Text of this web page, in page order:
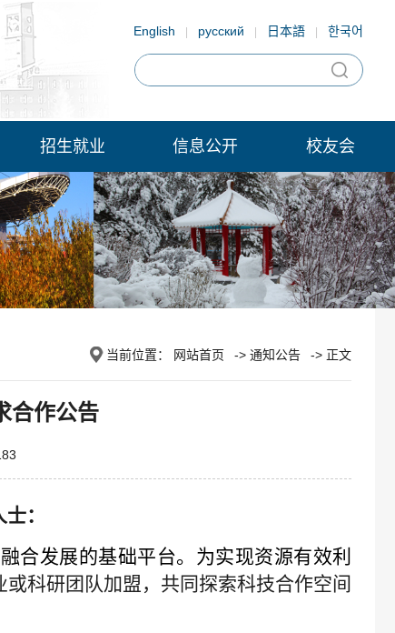
English | русский | 日本語 | 한국어
招生就业 信息公开 校友会
当前位置： 网站首页 -> 通知公告 -> 正文
合作公告
士：
合发展的基础平台。 为实现资源有效利
或科研团队加盟 ，共同探索科技合作空间